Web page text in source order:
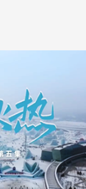
提高全民健康素养水
康》，向所有人分享
知识！